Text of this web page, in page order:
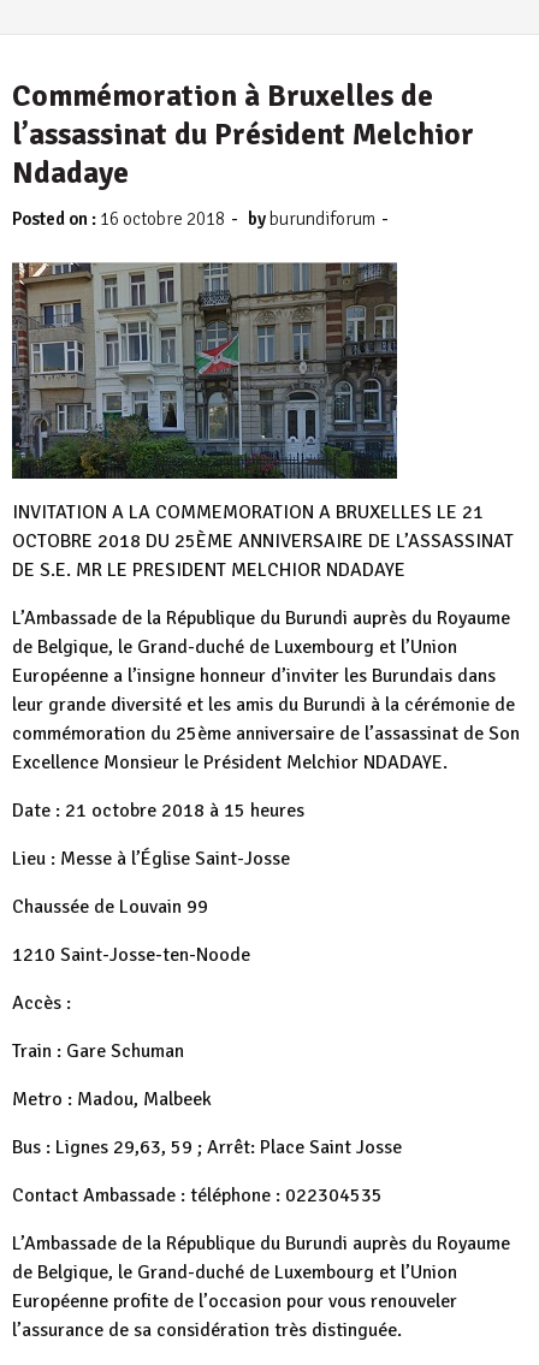
Commémoration à Bruxelles de
l’assassinat du Président Melchior
Ndadaye
Posted on : 16 octobre 2018 - by burundiforum -
INVITATION A LA COMMEMORATION A BRUXELLES LE 21
OCTOBRE 2018 DU 25ÈME ANNIVERSAIRE DE L’ASSASSINAT
DE S.E. MR LE PRESIDENT MELCHIOR NDADAYE
L’Ambassade de la République du Burundi auprès du Royaume
de Belgique, le Grand-duché de Luxembourg et l’Union
Européenne a l’insigne honneur d’inviter les Burundais dans
leur grande diversité et les amis du Burundi à la cérémonie de
commémoration du 25ème anniversaire de l’assassinat de Son
Excellence Monsieur le Président Melchior NDADAYE.
Date : 21 octobre 2018 à 15 heures
Lieu : Messe à l’Église Saint-Josse
Chaussée de Louvain 99
1210 Saint-Josse-ten-Noode
Accès :
Train : Gare Schuman
Metro : Madou, Malbeek
Bus : Lignes 29,63, 59 ; Arrêt: Place Saint Josse
Contact Ambassade : téléphone : 022304535
L’Ambassade de la République du Burundi auprès du Royaume
de Belgique, le Grand-duché de Luxembourg et l’Union
Européenne profite de l’occasion pour vous renouveler
l’assurance de sa considération très distinguée.